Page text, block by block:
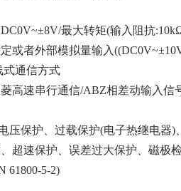
最大转矩(输入阻抗
或者外部模拟量输入
式通信方式
高速串行通信/ABZ相差动输入信
压保护、过载保护(电子热继电器
超速保护、误差过大保护、磁极
61800-5-2)